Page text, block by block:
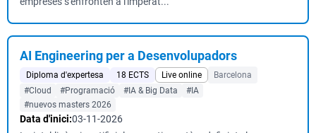
AI Engineering per a Desenvolupadors
Diploma d'expertesa 18 ECTS Live online
Barcelona
#Cloud
#Programació #IA & Big Data
#IA
#nuevos masters 2026
Data d'inici:03-11-2026